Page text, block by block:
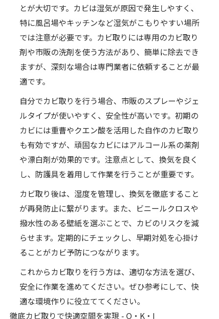
とが大切です。カビは湿気が原因で発生しやすく、
特に風呂場やキッチンなど湿気がこもりやすい場所
では注意が必要です。カビ取りには専用のカビ取り
剤や市販の洗剤を使う方法があり、簡単に除去でき
ますが、深刻な場合は専門業者に依頼することが最
適です。
自分でカビ取りを行う場合、市販のスプレーやジェ
ルタイプが使いやすく、安全性が高いです。初期の
カビには重曹やクエン酸を活用した自作のカビ取り
も有効ですが、頑固なカビにはアルコール系の薬剤
や漂白剤が効果的です。注意点として、換気を良く
し、防護具を着用して作業を行うことが重要です。
カビ取り後は、湿度を管理し、換気を徹底すること
が再発防止に繋がります。また、ビニールクロスや
撥水性のある壁紙を選ぶことで、カビのリスクを減
らせます。定期的にチェックし、早期対処を心掛け
ることがカビ予防につながります。
これからカビ取りを行う方は、適切な方法を選び、
安全に作業を進めてください。ぜひ参考にして、快
適な環境作りに役立ててください。
徹底カビ取りで快適空間を実現 - O・K・I